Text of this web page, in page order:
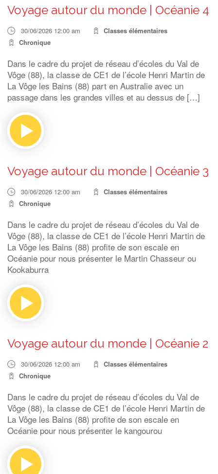
Voyage autour du monde | Océanie 4
30/06/2026 12:00 am
Classes élémentaires
Chronique
Dans le cadre du projet de réseau d’écoles du Val de
Vôge (88), la classe de CE1 de l’école Henri Martin de
La Vôge les Bains (88) part en Australie avec un
passage dans les grandes villes et au dessus de […]
Voyage autour du monde | Océanie 3
30/06/2026 12:00 am
Classes élémentaires
Chronique
Dans le cadre du projet de réseau d’écoles du Val de
Vôge (88), la classe de CE1 de l’école Henri Martin de
La Vôge les Bains (88) profite de son escale en
Océanie pour nous présenter le Martin Chasseur ou
Kookaburra
Voyage autour du monde | Océanie 2
30/06/2026 12:00 am
Classes élémentaires
Chronique
Dans le cadre du projet de réseau d’écoles du Val de
Vôge (88), la classe de CE1 de l’école Henri Martin de
La Vôge les Bains (88) profite de son escale en
Océanie pour nous présenter le kangourou